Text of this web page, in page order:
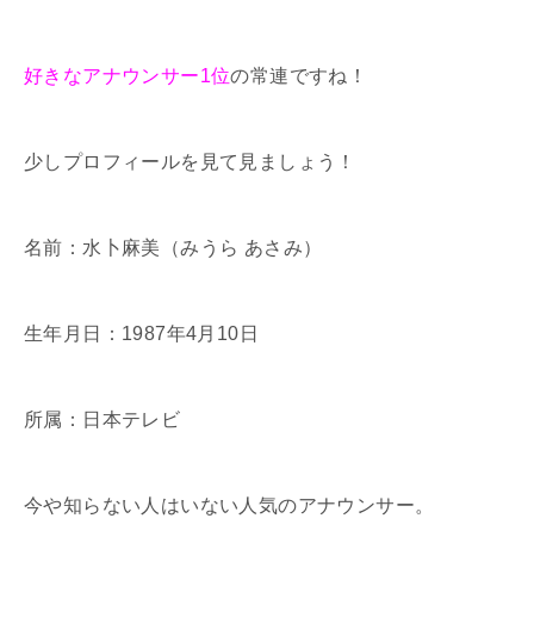
好きなアナウンサー1位の常連ですね！
少しプロフィールを見て見ましょう！
名前：水卜麻美（みうら あさみ）
生年月日：1987年4月10日
所属：日本テレビ
今や知らない人はいない人気のアナウンサー。